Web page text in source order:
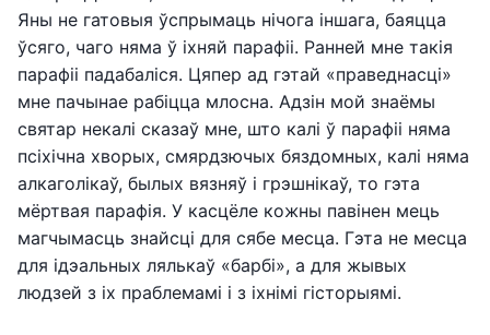
Яны не гатовыя ўспрымаць нічога іншага, баяцца
ўсяго, чаго няма ў іхняй парафіі. Ранней мне такія
парафіі падабаліся. Цяпер ад гэтай «праведнасці»
мне пачынае рабіцца млосна. Адзін мой знаёмы
святар некалі сказаў мне, што калі ў парафіі няма
псіхічна хворых, смярдзючых бяздомных, калі няма
алкаголікаў, былых вязняў і грэшнікаў, то гэта
мёртвая парафія. У касцёле кожны павінен мець
магчымасць знайсці для сябе месца. Гэта не месца
для ідэальных лялькаў «барбі», а для жывых
людзей з іх праблемамі і з іхнімі гісторыямі.